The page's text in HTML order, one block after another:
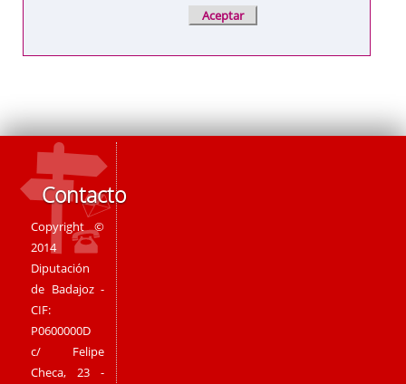
Contacto
Copyright ©
2014
Diputación
de Badajoz -
CIF:
P0600000D
c/ Felipe
Checa, 23 -